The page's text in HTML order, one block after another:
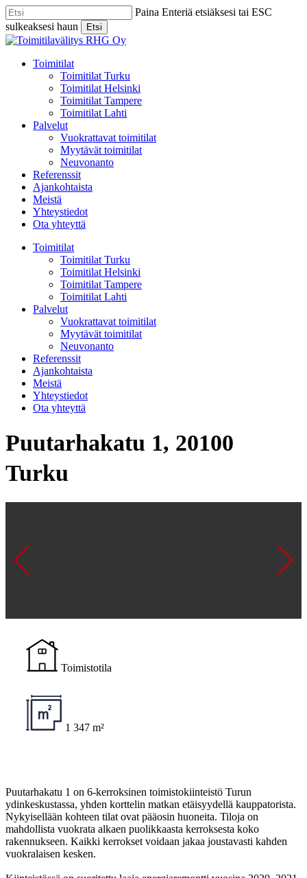
Skip
to
main
content
Paina Enteriä etsiäksesi tai ESC
sulkeaksesi haun
Etsi
Close
Menu
Toimitilat
Toimitilat Turku
Toimitilat Helsinki
Toimitilat Tampere
Toimitilat Lahti
Palvelut
Vuokrattavat toimitilat
Myytävät toimitilat
Neuvonanto
Referenssit
Ajankohtaista
Meistä
Yhteystiedot
Ota yhteyttä
Toimitilat
Toimitilat Turku
Toimitilat Helsinki
Toimitilat Tampere
Toimitilat Lahti
Palvelut
Vuokrattavat toimitilat
Myytävät toimitilat
Neuvonanto
Referenssit
Ajankohtaista
Meistä
Yhteystiedot
Ota yhteyttä
Puutarhakatu 1, 20100
Turku
Toimistotila
1 347 m²
Puutarhakatu 1 on 6-kerroksinen toimistokiinteistö Turun
ydinkeskustassa, yhden korttelin matkan etäisyydellä kauppatorista.
Nykyisellään kohteen tilat ovat pääosin huoneita. Tiloja on
mahdollista vuokrata alkaen puolikkaasta kerroksesta koko
rakennukseen. Kaikki kerrokset voidaan jakaa joustavasti kahden
vuokralaisen kesken.